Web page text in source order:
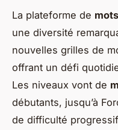
La plateforme de
une diversité
nouvelles grilles de
offrant un défi
Les niveaux vont de
débutants, jusqu’à
de difficulté progressif